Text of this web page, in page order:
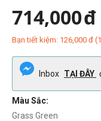
714,000đ
Bạn tiết kiệm: 126,000 đ (
Inbox TẠI ĐÂY
Màu Sắc:
Grass Green